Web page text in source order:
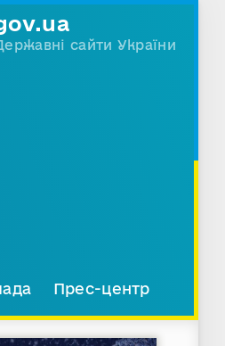
сайти України
Прес-центр